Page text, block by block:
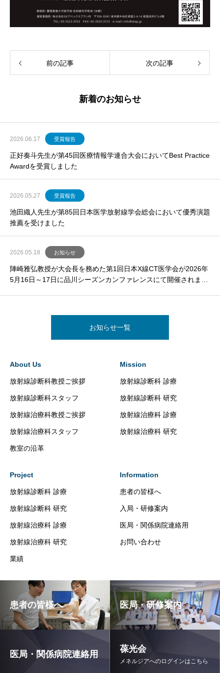
前の記事 次の記事
新着のお知らせ
2026.06.17 受賞報告
正好奏斗先生が第45回医療情報学連合大会においてBest Practice
Awardを受賞しました
2026.05.27 受賞報告
池田織人先生が第85回日本医学放射線学会総会において優秀演題
推薦を受けました
2026.05.18 お知らせ
陣崎雅弘教授が大会長を務めた第1回日本X線CT医学会が2026年
5月16日～17日に品川シーズンカンファレンスにて開催されまし
た。
お知らせ一覧
About Us
放射線診断科教授ご挨拶
放射線診断科スタッフ
放射線治療科教授ご挨拶
放射線治療科スタッフ
教室の沿革
Mission
放射線診断科 診療
放射線診断科 研究
放射線治療科 診療
放射線治療科 研究
Project
放射線診断科 診療
放射線診断科 研究
放射線治療科 診療
放射線治療科 研究
業績
Information
患者の皆様へ
入局・研修案内
医局・関係病院連絡用
お問い合わせ
患者の皆様へ 医局・研修案内
医局・関係病院連絡用
葆光会
メネルジアへのログインはこちら